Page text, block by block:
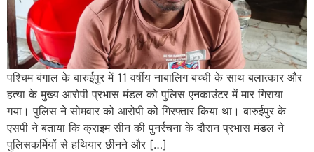
पश्चिम बंगाल के बारुईपुर में 11 वर्षीय नाबालिग बच्ची के साथ बलात्कार और
हत्या के मुख्य आरोपी प्रभास मंडल को पुलिस एनकाउंटर में मार गिराया
गया। पुलिस ने सोमवार को आरोपी को गिरफ्तार किया था। बारुईपुर के
एसपी ने बताया कि क्राइम सीन की पुनर्रचना के दौरान प्रभास मंडल ने
पुलिसकर्मियों से हथियार छीनने और […]